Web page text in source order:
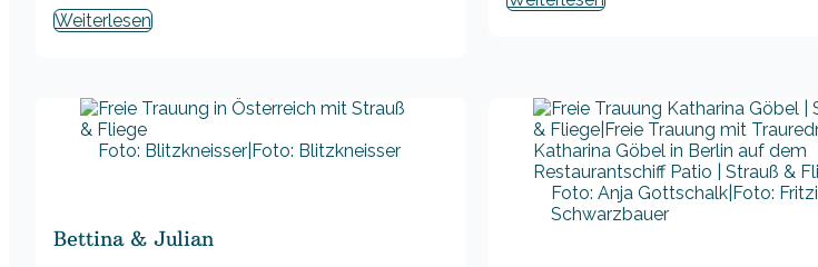
Weiterlesen
Foto: Blitzkneisser|Foto: Blitzkneisser
Bettina & Julian
Foto: Anja Gottschalk|Foto: Fritzi
Schwarzbauer